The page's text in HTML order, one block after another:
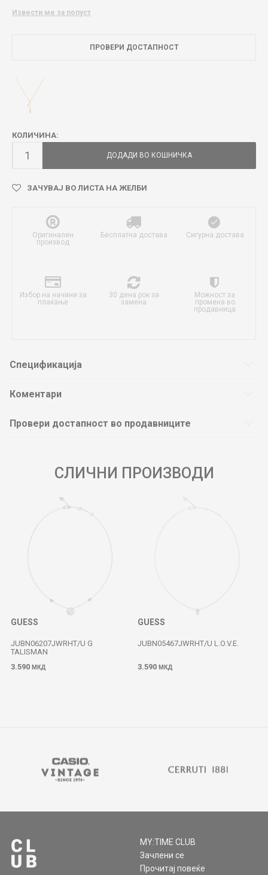
Извести ме за попуст
ПРОВЕРИ ДОСТАПНОСТ
КОЛИЧИНА:
ДОДАДИ ВО КОШНИЧКА
ЗАЧУВАЈ ВО ЛИСТА НА ЖЕЛБИ
Оригинален
производ
Бесплатна достава Сигурна достава
Избор на начини за
плаќање
30 дена рок за
замена
Можност за
промена во
продавница
Спецификација
Коментари
Провери достапност во продавниците
СЛИЧНИ ПРОИЗВОДИ
GUESS
JUBN06207JWRHT/U G
TALISMAN
3.590 МКД
GUESS
JUBN05467JWRHT/U L.O.V.E.
3.590 МКД
MY:TIME CLUB
Зачлени се
Прочитај повеќе